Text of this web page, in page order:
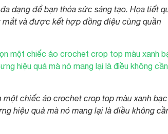
dạng để bạn thỏa sức sáng tạo. Họa tiết
mắt và được kết hợp đồng điệu cùng quần
chiếc áo crochet crop top màu xanh
hiệu quả mà nó mang lại là điều không